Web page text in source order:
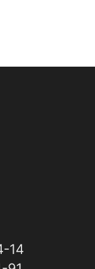
шины имеют
для
в плечевой
сцепные
14